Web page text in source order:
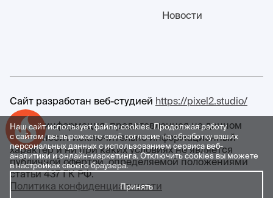
Успейте купить коммерческое помещение
Наш сайт использует файлы cookies. Продолжая работу
с сайтом, вы выражаете своё согласие на обработку ваших
персональных данных с использованием сервиса веб-
аналитики и онлайн-маркетинга. Отключить cookies вы можете
в настройках своего браузера.
Принять
Новости
Сайт разработан веб-студией https://pixel2.studio/
Любая информация, представленная на данном
сайте, носит исключительно информационный
характер и ни при каких условиях не является
публичной офертой, определяемой положениями
статьи 437 ГК РФ.
Политика конфиденциальности